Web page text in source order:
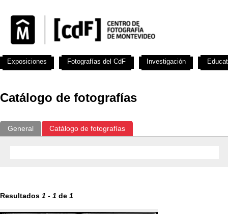
Catálogo de fotografías
General Catálogo de fotografías
Resultados 1 - 1 de 1
Exposiciones Fotografías del CdF Investigación